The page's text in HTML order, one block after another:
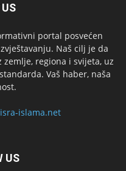
portal posvećen
Naš cilj je da
regiona i svijeta, uz
Vaš haber, naša
islama.net
US